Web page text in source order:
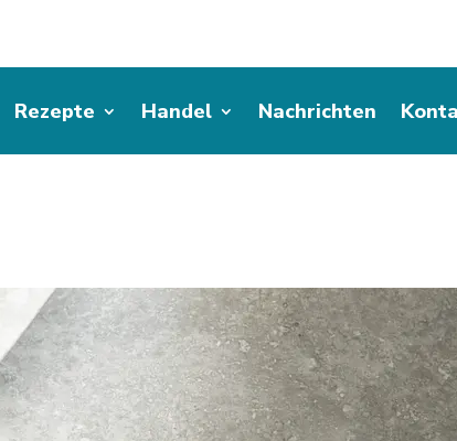
Rezepte Handel Nachrichten